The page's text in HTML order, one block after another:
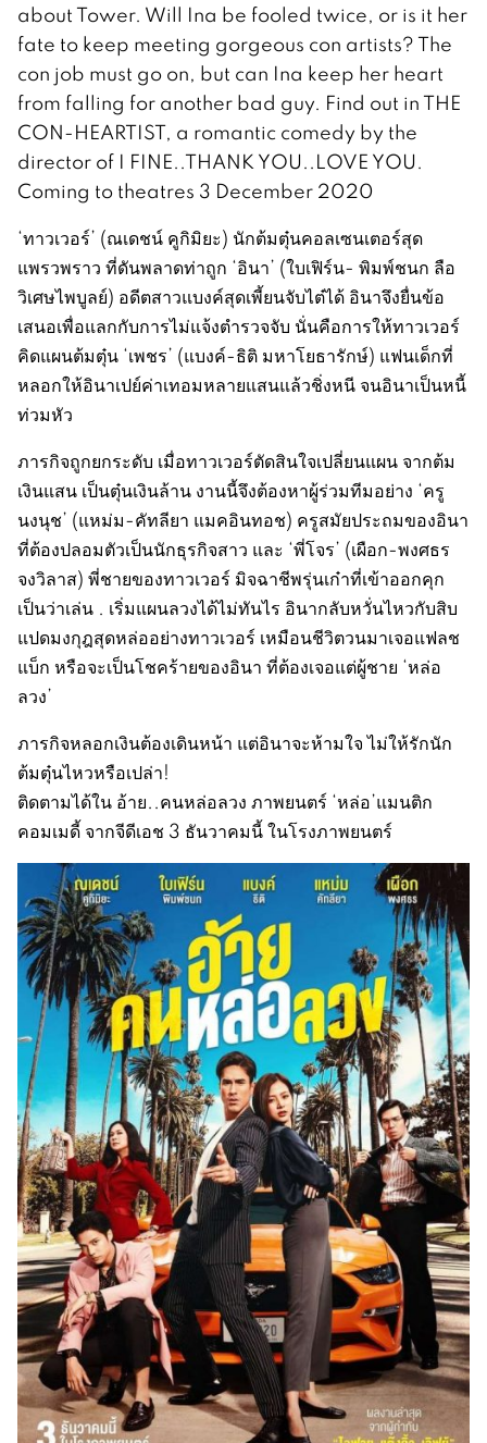
about Tower. Will Ina be fooled twice, or is it her
fate to keep meeting gorgeous con artists? The
con job must go on, but can Ina keep her heart
from falling for another bad guy. Find out in THE
CON-HEARTIST, a romantic comedy by the
director of I FINE..THANK YOU..LOVE YOU.
Coming to theatres 3 December 2020
‘ทาวเวอร์’ (ณเดชน์ คูกิมิยะ) นักต้มตุ๋นคอลเซนเตอร์สุด
แพรวพราว ที่ดันพลาดท่าถูก ‘อินา’ (ใบเฟิร์น- พิมพ์ชนก ลือ
วิเศษไพบูลย์) อดีตสาวแบงค์สุดเพี้ยนจับไต๋ได้ อินาจึงยื่นข้อ
เสนอเพื่อแลกกับการไม่แจ้งตำรวจจับ นั่นคือการให้ทาวเวอร์
คิดแผนต้มตุ๋น ‘เพชร’ (แบงค์-ธิติ มหาโยธารักษ์) แฟนเด็กที่
หลอกให้อินาเปย์ค่าเทอมหลายแสนแล้วชิ่งหนี จนอินาเป็นหนี้
ท่วมหัว
ภารกิจถูกยกระดับ เมื่อทาวเวอร์ตัดสินใจเปลี่ยนแผน จากต้ม
เงินแสน เป็นตุ๋นเงินล้าน งานนี้จึงต้องหาผู้ร่วมทีมอย่าง ‘ครู
นงนุช’ (แหม่ม-คัทลียา แมคอินทอช) ครูสมัยประถมของอินา
ที่ต้องปลอมตัวเป็นนักธุรกิจสาว และ ‘พี่โจร’ (เผือก-พงศธร
จงวิลาส) พี่ชายของทาวเวอร์ มิจฉาชีพรุ่นเก๋าที่เข้าออกคุก
เป็นว่าเล่น . เริ่มแผนลวงได้ไม่ทันไร อินากลับหวั่นไหวกับสิบ
แปดมงกุฎสุดหล่ออย่างทาวเวอร์ เหมือนชีวิตวนมาเจอแฟลช
แบ็ก หรือจะเป็นโชคร้ายของอินา ที่ต้องเจอแต่ผู้ชาย ‘หล่อ
ลวง’
ภารกิจหลอกเงินต้องเดินหน้า แต่อินาจะห้ามใจ ไม่ให้รักนัก
ต้มตุ๋นไหวหรือเปล่า!
ติดตามได้ใน อ้าย..คนหล่อลวง ภาพยนตร์ ‘หล่อ’แมนติก
คอมเมดี้ จากจีดีเอช 3 ธันวาคมนี้ ในโรงภาพยนตร์